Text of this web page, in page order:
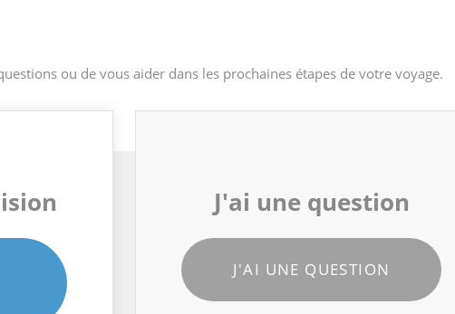
ou de vous aider dans les prochaines étapes de votre voyage.
J'ai une question
J'AI UNE QUESTION